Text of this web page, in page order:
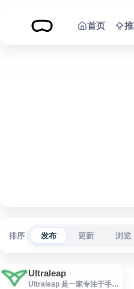
首页
排序 发布 更新 浏览
Ultraleap
Ultraleap 是一家专注于手部